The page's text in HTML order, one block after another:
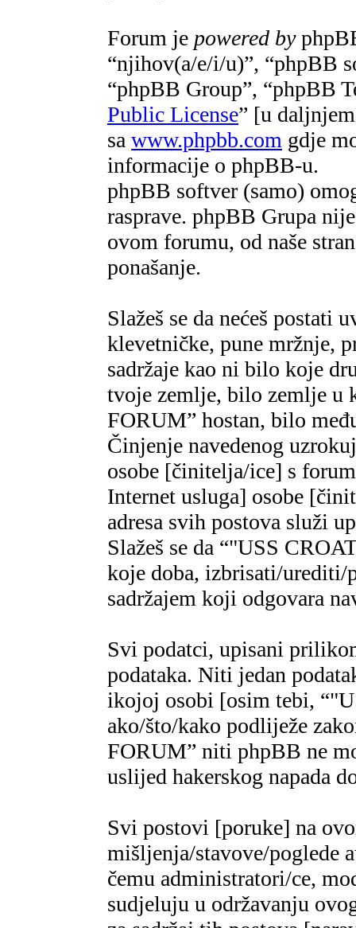
Forum je powered by
“njihov(a/e/i/u)”, “phpBB
“phpBB Group”, “phpBB
Public License” [u
sa www.phpbb.com gdje
informacije o phpBB-u.
phpBB softver (samo)
rasprave. phpBB Grupa
ovom forumu, od naše
ponašanje.
Slažeš se da nećeš postati
klevetničke, pune mržnje,
sadržaje kao ni bilo koje
tvoje zemlje, bilo zemlje
FORUM” hostan, bilo
Činjenje navedenog
osobe [činitelja/ice] s
Internet usluga] osobe
adresa svih postova služi
Slažeš se da “"USS
koje doba, izbrisati/urediti/
sadržajem koji odgovara
Svi podatci, upisani
podataka. Niti jedan
ikojoj osobi [osim tebi,
ako/što/kako podliježe
FORUM” niti phpBB ne
uslijed hakerskog napada
Svi postovi [poruke] na
mišljenja/stavove/poglede
čemu administratori/ce,
sudjeluju u održavanju